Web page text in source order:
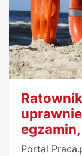
Portal